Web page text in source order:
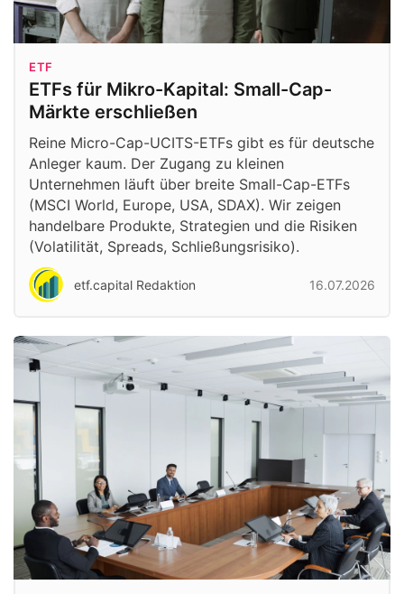
ETF
ETFs für Mikro-Kapital: Small-Cap-
Märkte erschließen
Reine Micro-Cap-UCITS-ETFs gibt es für deutsche
Anleger kaum. Der Zugang zu kleinen
Unternehmen läuft über breite Small-Cap-ETFs
(MSCI World, Europe, USA, SDAX). Wir zeigen
handelbare Produkte, Strategien und die Risiken
(Volatilität, Spreads, Schließungsrisiko).
etf.capital Redaktion 16.07.2026